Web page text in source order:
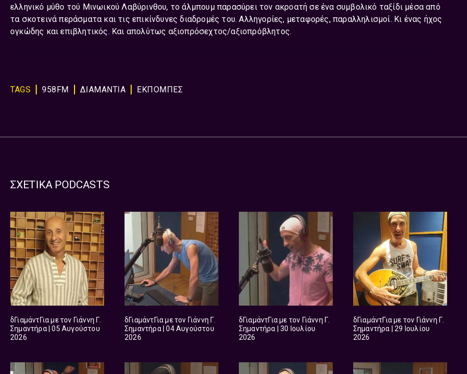
ελληνικό μύθο τού Μινωικού Λαβύρινθου, το άλμπουμ παρασύρει τον ακροατή σε ένα συμβολικό ταξίδι μέσα από
τα σκοτεινά περάσματα και τις επικίνδυνες διαδρομές του. Αλληγορίες, μεταφορές, παραλληλισμοί. Κι ένας ήχος
ογκώδης και επιβλητικός. Και απολύτως αξιοπρόσεχτος/αξιοπρόβλητος.
TAGS 958FM ΔΙΑΜΑΝΤΙΑ ΕΚΠΟΜΠΈΣ
ΣΧΕΤΙΚΑ PODCASTS
δΓιαμάντΓια με τον Γιάννη Γ.
Σημαντήρα | 05 Αυγούστου
2026
δΓιαμάντΓια με τον Γιάννη Γ.
Σημαντήρα | 04 Αυγούστου
2026
δΓιαμάντΓια με τον Γιάννη Γ.
Σημαντήρα | 30 Ιουλίου
2026
δΓιαμάντΓια με τον Γιάννη Γ.
Σημαντήρα | 29 Ιουλίου
2026